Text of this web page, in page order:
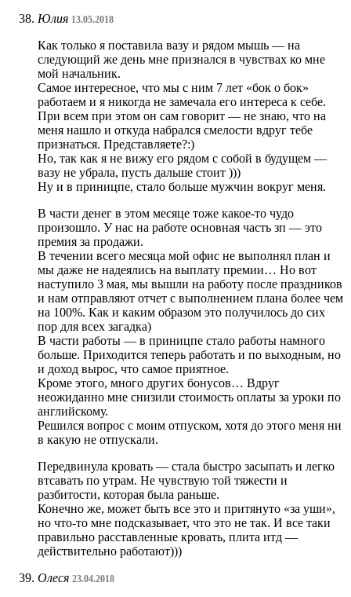
Юлия 13.05.2018
Как только я поставила вазу и рядом мышь — на
следующий же день мне признался в чувствах ко мне
мой начальник.
Самое интересное, что мы с ним 7 лет «бок о бок»
работаем и я никогда не замечала его интереса к себе.
При всем при этом он сам говорит — не знаю, что на
меня нашло и откуда набрался смелости вдруг тебе
признаться. Представляете?:)
Но, так как я не вижу его рядом с собой в будущем —
вазу не убрала, пусть дальше стоит )))
Ну и в приницпе, стало больше мужчин вокруг меня.
В части денег в этом месяце тоже какое-то чудо
произошло. У нас на работе основная часть зп — это
премия за продажи.
В течении всего месяца мой офис не выполнял план и
мы даже не надеялись на выплату премии… Но вот
наступило 3 мая, мы вышли на работу после праздников
и нам отправляют отчет с выполнением плана более чем
на 100%. Как и каким образом это получилось до сих
пор для всех загадка)
В части работы — в приницпе стало работы намного
больше. Приходится теперь работать и по выходным, но
и доход вырос, что самое приятное.
Кроме этого, много других бонусов… Вдруг
неожиданно мне снизили стоимость оплаты за уроки по
английскому.
Решился вопрос с моим отпуском, хотя до этого меня ни
в какую не отпускали.
Передвинула кровать — стала быстро засыпать и легко
втсавать по утрам. Не чувствую той тяжести и
разбитости, которая была раньше.
Конечно же, может быть все это и притянуто «за уши»,
но что-то мне подсказывает, что это не так. И все таки
правильно расставленные кровать, плита итд —
действительно работают)))
Олеся 23.04.2018